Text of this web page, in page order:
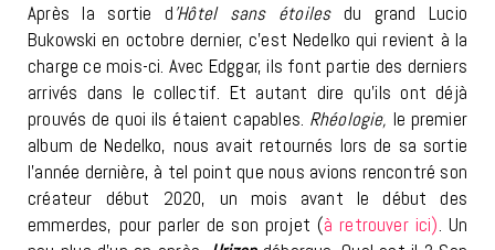
Après la sortie d’Hôtel sans étoiles du grand Lucio
Bukowski en octobre dernier, c’est Nedelko qui revient à la
charge ce mois-ci. Avec Edggar, ils font partie des derniers
arrivés dans le collectif. Et autant dire qu’ils ont déjà
prouvés de quoi ils étaient capables. Rhéologie, le premier
album de Nedelko, nous avait retournés lors de sa sortie
l’année dernière, à tel point que nous avions rencontré son
créateur début 2020, un mois avant le début des
emmerdes, pour parler de son projet (à retrouver ici). Un